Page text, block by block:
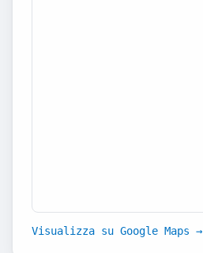
Visualizza su Google Maps →